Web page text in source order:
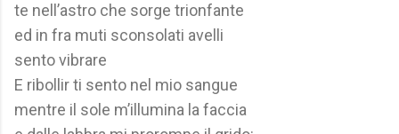
te nell’astro che sorge trionfante
ed in fra muti sconsolati avelli
sento vibrare
E ribollir ti sento nel mio sangue
mentre il sole m’illumina la faccia